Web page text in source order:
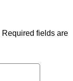
Required fields are